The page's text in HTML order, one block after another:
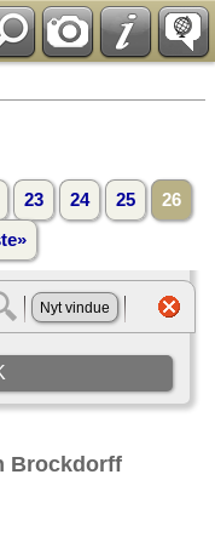
23 24 25 26
Brockdorff